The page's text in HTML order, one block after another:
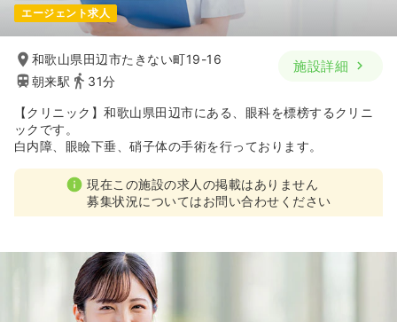
エージェント求人
和歌山県田辺市たきない町19-16
朝来駅
31分
施設詳細
【クリニック】和歌山県田辺市にある、眼科を標榜するクリニ
ックです。
白内障、眼瞼下垂、硝子体の手術を行っております。
現在この施設の求人の掲載はありません
募集状況についてはお問い合わせください